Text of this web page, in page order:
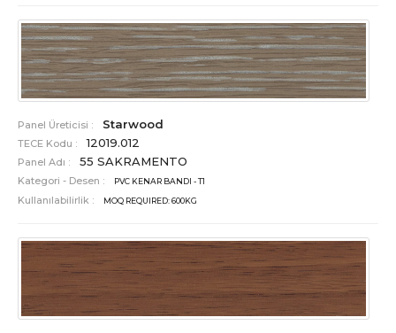
Panel Üreticisi : Starwood
TECE Kodu : 12019.012
Panel Adı : 55 SAKRAMENTO
Kategori - Desen : PVC KENAR BANDI - T1
Kullanılabilirlik : MOQ REQUIRED: 600KG